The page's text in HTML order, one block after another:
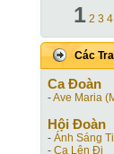
1 2 3 4
Các
Ca Ðoàn
-Ave Maria
Hội Ðoàn
- Ánh Sáng
- Ca Lên Đi